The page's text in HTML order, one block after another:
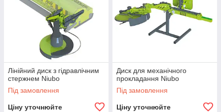
Лінійний диск з гідравлічним
стержнем Niubo
Під замовлення
Ціну уточнюйте
Диск для механічного
прокладання Niubo
Під замовлення
Ціну уточнюйте